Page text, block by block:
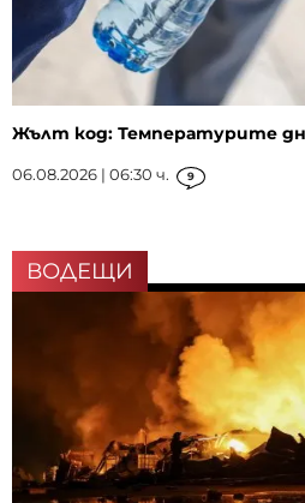
Жълт код: Температурите
06.08.2026 | 06:30 ч. 9
ВОДЕЩИ